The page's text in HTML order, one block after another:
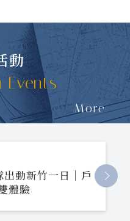
動
Events
More
出動新竹一日｜戶
體驗